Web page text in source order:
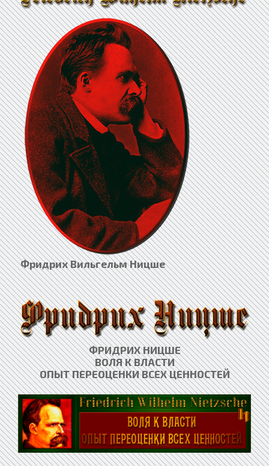
Фридрих Вильгельм Ницше
ФРИДРИХ НИЦШЕ
ВОЛЯ К ВЛАСТИ
ОПЫТ ПЕРЕОЦЕНКИ ВСЕХ ЦЕННОСТЕЙ​